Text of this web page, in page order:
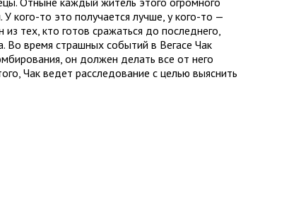
кого-то это получается лучше, у кого-то —
тех, кто готов сражаться до последнего,
Во время страшных событий в Вегасе Чак
он должен делать все от него
Чак ведет расследование с целью выяснить